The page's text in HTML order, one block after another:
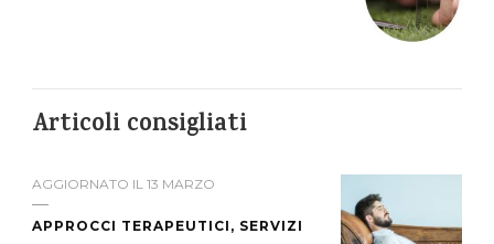
Articoli consigliati
AGGIORNATO IL 13 MARZO
APPROCCI TERAPEUTICI, SERVIZI